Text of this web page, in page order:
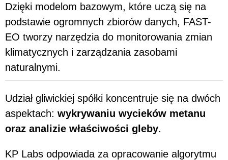
Dzięki modelom bazowym, które uczą się na
podstawie ogromnych zbiorów danych, FAST-
EO tworzy narzędzia do monitorowania zmian
klimatycznych i zarządzania zasobami
naturalnymi.
Udział gliwickiej spółki koncentruje się na dwóch
aspektach: wykrywaniu wycieków metanu
oraz analizie właściwości gleby.
KP Labs odpowiada za opracowanie algorytmu